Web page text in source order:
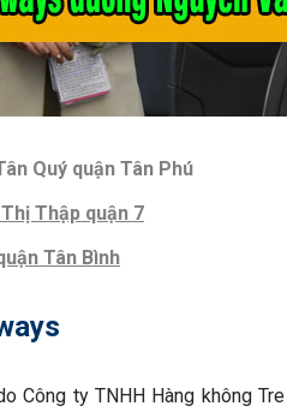
Quý quận Tân Phú
Thập quận 7
Tân Bình
Công ty TNHH Hàng không